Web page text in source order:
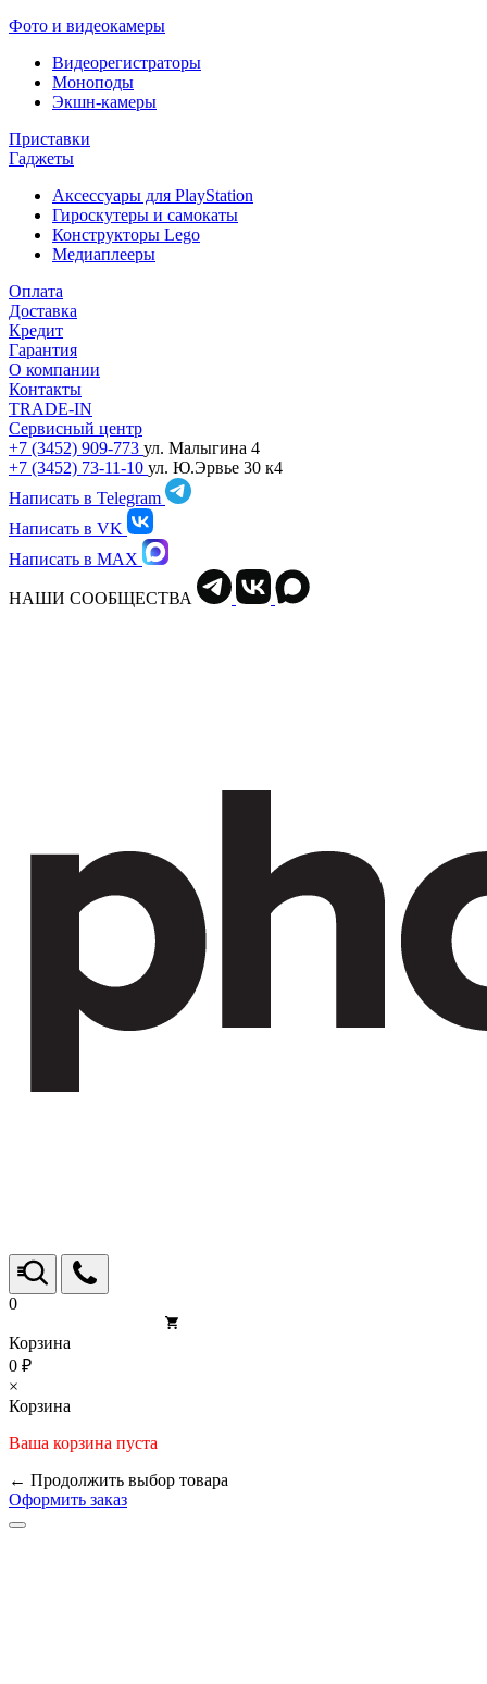
Фото и видеокамеры
Видеорегистраторы
Моноподы
Экшн-камеры
Приставки
Гаджеты
Аксессуары для PlayStation
Гироскутеры и самокаты
Конструкторы Lego
Медиаплееры
Оплата
Доставка
Кредит
Гарантия
О компании
Контакты
TRADE-IN
Сервисный центр
+7 (3452) 909-773 ул. Малыгина 4
+7 (3452) 73-11-10 ул. Ю.Эрвье 30 к4
Написать в Telegram
Написать в VK
Написать в MAX
НАШИ СООБЩЕСТВА
0
Корзина
0 ₽
×
Корзина
Ваша корзина пуста
← Продолжить выбор товара
Оформить заказ